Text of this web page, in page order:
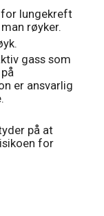
for lungekreft
røyker.
gass som
er ansvarlig
på at
for